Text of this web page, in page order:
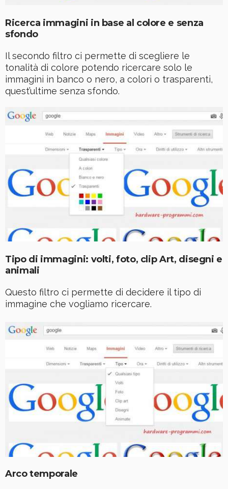
Ricerca immagini in base al colore e senza
sfondo
Il secondo filtro ci permette di scegliere le
tonalità di colore potendo ricercare solo le
immagini in banco o nero, a colori o trasparenti,
quest’ultime senza sfondo.
Tipo di immagini: volti, foto, clip Art, disegni e
animali
Questo filtro ci permette di decidere il tipo di
immagine che vogliamo ricercare.
Arco temporale